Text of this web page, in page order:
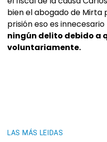
bien el abogado de Mirta
prisión eso es
ningún delito debido a
voluntariamente.
LAS MÁS LEIDAS